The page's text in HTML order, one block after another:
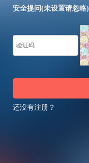
安全提问(未设置请忽略)
还没有注册？